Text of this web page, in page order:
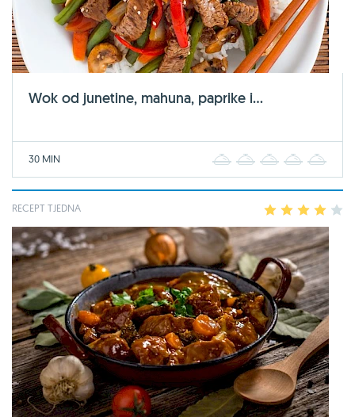
Wok od junetine, mahuna, paprike i...
30 MIN 2 3 4
RECEPT TJEDNA 2 3 4